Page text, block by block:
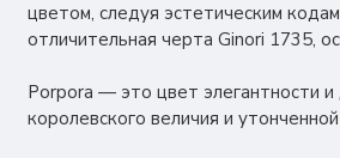
цветом, следуя эстетическим
отличительная черта Ginori 1735,
Porpora — это цвет элегантности
королевского величия и